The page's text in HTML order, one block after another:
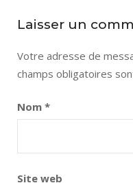
Laisser un
Votre adresse de
champs obligatoires
Nom *
Site web